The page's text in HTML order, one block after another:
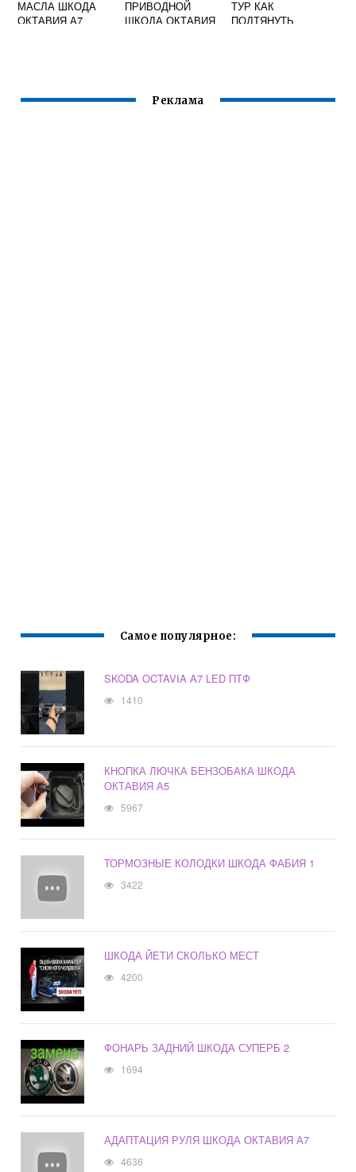
МАСЛА ШКОДА
ОКТАВИЯ А7
ПРИВОДНОЙ
ШКОДА ОКТАВИЯ
ТУР КАК
ПОДТЯНУТЬ
Реклама
Самое популярное:
SKODA OCTAVIA A7 LED ПТФ
1410
КНОПКА ЛЮЧКА БЕНЗОБАКА ШКОДА
ОКТАВИЯ А5
5967
ТОРМОЗНЫЕ КОЛОДКИ ШКОДА ФАБИЯ 1
3422
ШКОДА ЙЕТИ СКОЛЬКО МЕСТ
4200
ФОНАРЬ ЗАДНИЙ ШКОДА СУПЕРБ 2
1694
АДАПТАЦИЯ РУЛЯ ШКОДА ОКТАВИЯ А7
4636